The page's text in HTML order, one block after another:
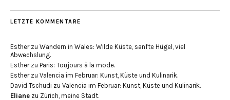
LETZTE KOMMENTARE
Estherzu Wandern in Wales: Wilde Küste, sanfte Hügel, viel
Abwechslung.
Estherzu Paris: Toujours à la mode.
Estherzu Valencia im Februar: Kunst, Küste und Kulinarik.
David Tschudi zu Valencia im Februar: Kunst, Küste und Kulinarik.
Eliane zu Zürich, meine Stadt.